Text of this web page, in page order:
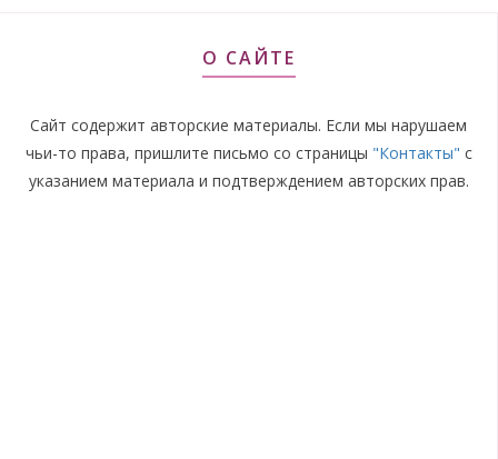
О САЙТЕ
Сайт содержит авторские материалы. Если мы нарушаем
чьи-то права, пришлите письмо со страницы "Контакты" с
указанием материала и подтверждением авторских прав.